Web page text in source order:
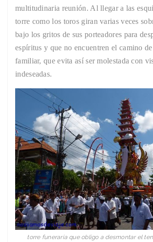
multitudinaria reunión. Al llegar a las
torre como los toros giran varias veces
bajo los gritos de sus porteadores para
espíritus y que no encuentren el camino
familiar, que evita así ser molestada con
indeseadas.
torre funeraria que obligo a desmontar el